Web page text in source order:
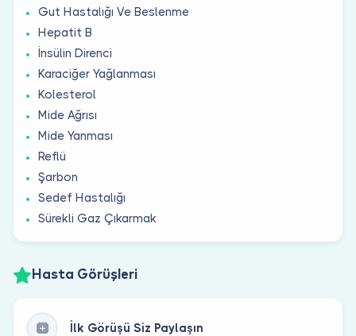
Gut Hastalığı Ve Beslenme
Hepatit B
İnsülin Direnci
Karaciğer Yağlanması
Kolesterol
Mide Ağrısı
Mide Yanması
Reflü
Şarbon
Sedef Hastalığı
Sürekli Gaz Çıkarmak
Hasta Görüşleri
İlk Görüşü Siz Paylaşın